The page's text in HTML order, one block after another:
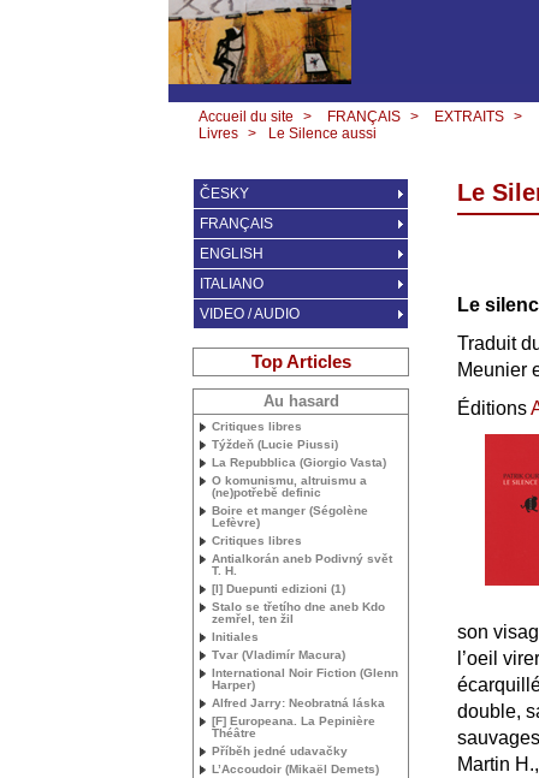
Accueil du site > FRANÇAIS > EXTRAITS >
Livres > Le Silence aussi
Le
Le
Traduit
Meunier
Éditions
son
l’oeil
double,
Martin
ČESKY
FRANÇAIS
ENGLISH
ITALIANO
VIDEO / AUDIO
Top Articles
Au hasard
Critiques libres
Týždeň (Lucie Piussi)
La Repubblica (Giorgio Vasta)
O komunismu, altruismu a
(ne)potřebě definic
Boire et manger (Ségolène
Lefèvre)
Critiques libres
Antialkorán aneb Podivný svět
T. H.
[I] Duepunti edizioni (1)
Stalo se třetího dne aneb Kdo
zemřel, ten žil
Initiales
Tvar (Vladimír Macura)
International Noir Fiction (Glenn
Harper)
Alfred Jarry: Neobratná láska
[F] Europeana. La Pepinière
Théâtre
Příběh jedné udavačky
L’Accoudoir (Mikaël Demets)